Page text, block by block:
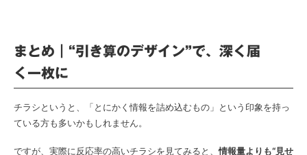
まとめ｜“引き算のデザイン”で、深く届
く一枚に
チラシというと、「とにかく情報を詰め込むもの」という印象を持っ
ている方も多いかもしれません。
ですが、実際に反応率の高いチラシを見てみると、情報量よりも“見せ